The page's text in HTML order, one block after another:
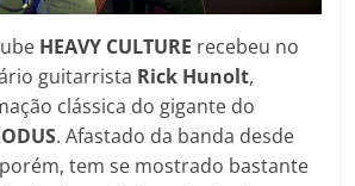
HEAVY CULTURE recebeu no
guitarrista Rick Hunolt,
clássica do gigante do
. Afastado da banda desde
tem se mostrado bastante